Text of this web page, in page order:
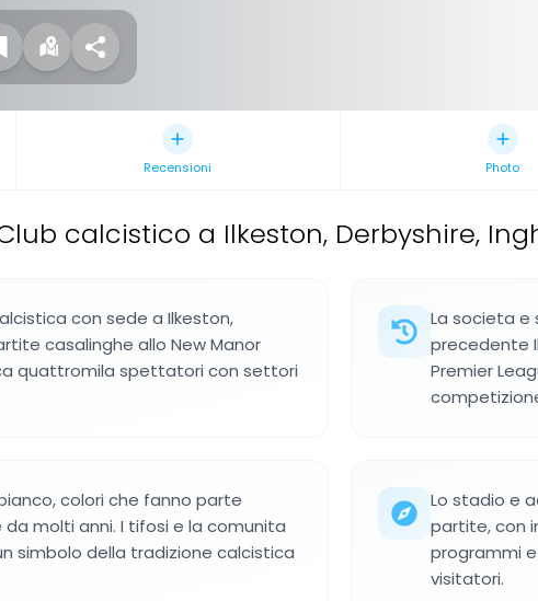
Recensioni Photo
calcistico a Ilkeston, Derbyshire,
con sede a Ilkeston,
casalinghe allo New Manor
quattromila spettatori con settori
La societa e
precedente
Premier
colori che fanno parte
molti anni. I tifosi e la comunita
simbolo della tradizione calcistica
Lo stadio e
partite, con
programmi
visitatori.